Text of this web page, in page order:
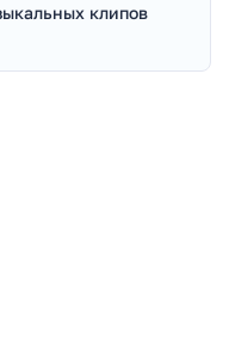
клипов